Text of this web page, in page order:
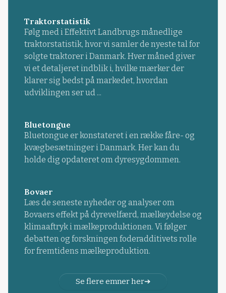
Traktorstatistik
Følg med i Effektivt Landbrugs månedlige
traktorstatistik, hvor vi samler de nyeste tal for
solgte traktorer i Danmark. Hver måned giver
vi et detaljeret indblik i, hvilke mærker der
klarer sig bedst på markedet, hvordan
udviklingen ser ud ...
Bluetongue
Bluetongue er konstateret i en række fåre- og
kvægbesætninger i Danmark. Her kan du
holde dig opdateret om dyresygdommen.
Bovaer
Læs de seneste nyheder og analyser om
Bovaers effekt på dyrevelfærd, mælkeydelse og
klimaaftryk i mælkeproduktionen. Vi følger
debatten og forskningen foderadditivets rolle
for fremtidens mælkeproduktion.
Se flere emner her